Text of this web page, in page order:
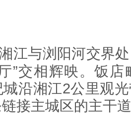
江与浏阳河交界
”交相辉映。饭
沿湘江2公里观
接主城区的主干